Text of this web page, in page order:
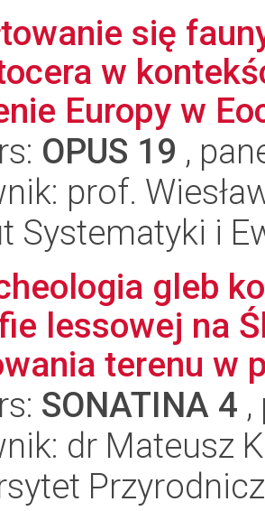
się
w
Europy w
OPUS 19 ,
prof.
Systematyki i
gleb
lessowej na
terenu w
SONATINA 4
dr Mateusz